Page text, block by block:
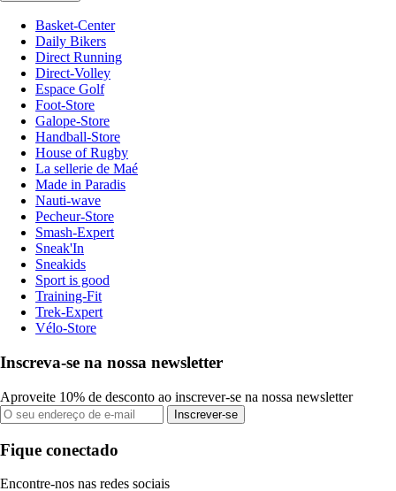
Basket-Center
Daily Bikers
Direct Running
Direct-Volley
Espace Golf
Foot-Store
Galope-Store
Handball-Store
House of Rugby
La sellerie de Maé
Made in Paradis
Nauti-wave
Pecheur-Store
Smash-Expert
Sneak'In
Sneakids
Sport is good
Training-Fit
Trek-Expert
Vélo-Store
Inscreva-se na nossa newsletter
Aproveite 10% de desconto ao inscrever-se na nossa newsletter
Inscrever-se
Fique conectado
Encontre-nos nas redes sociais